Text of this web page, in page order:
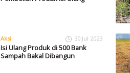
Aksi 30 Jul 2023
Isi Ulang Produk di 500 Bank
Sampah Bakal Dibangun